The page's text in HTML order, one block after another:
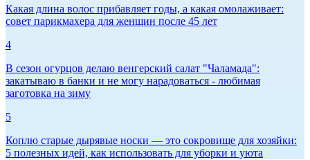
Какая длина волос прибавляет годы, а какая омолаживает:
совет парикмахера для женщин после 45 лет
4
В сезон огурцов делаю венгерский салат "Чаламада":
закатываю в банки и не могу нарадоваться - любимая
заготовка на зиму
5
Коплю старые дырявые носки — это сокровище для хозяйки:
5 полезных идей, как использовать для уборки и уюта